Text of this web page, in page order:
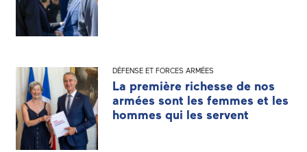
DÉFENSE ET FORCES ARMÉES
La première richesse de nos
armées sont les femmes et les
hommes qui les servent